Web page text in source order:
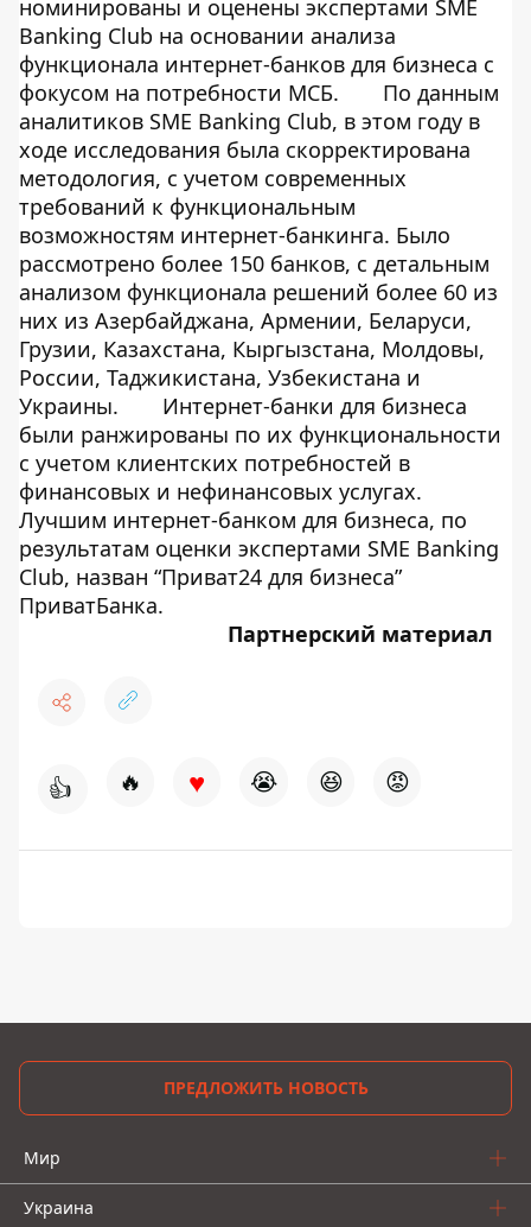
номинированы и оценены экспертами SME
Banking Club на основании анализа
функционала интернет-банков для бизнеса с
фокусом на потребности МСБ.
По данным
аналитиков SME Banking Club, в этом году в
ходе исследования была скорректирована
методология, с учетом современных
требований к функциональным
возможностям интернет-банкинга. Было
рассмотрено более 150 банков, с детальным
анализом функционала решений более 60 из
них из Азербайджана, Армении, Беларуси,
Грузии, Казахстана, Кыргызстана, Молдовы,
России, Таджикистана, Узбекистана и
Украины.
Интернет-банки для бизнеса
были ранжированы по их функциональности
с учетом клиентских потребностей в
финансовых и нефинансовых услугах.
Лучшим интернет-банком для бизнеса, по
результатам оценки экспертами SME Banking
Club, назван “Приват24 для бизнеса”
ПриватБанка.
Партнерский материал
👍 🔥 ♥ 😭 😆 😡
ПРЕДЛОЖИТЬ НОВОСТЬ
Мир
Украина